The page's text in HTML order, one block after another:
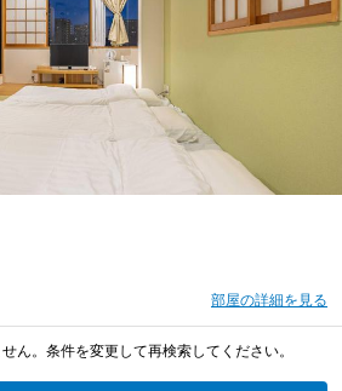
部屋の詳細を見る
ん。条件を変更して再検索してください。